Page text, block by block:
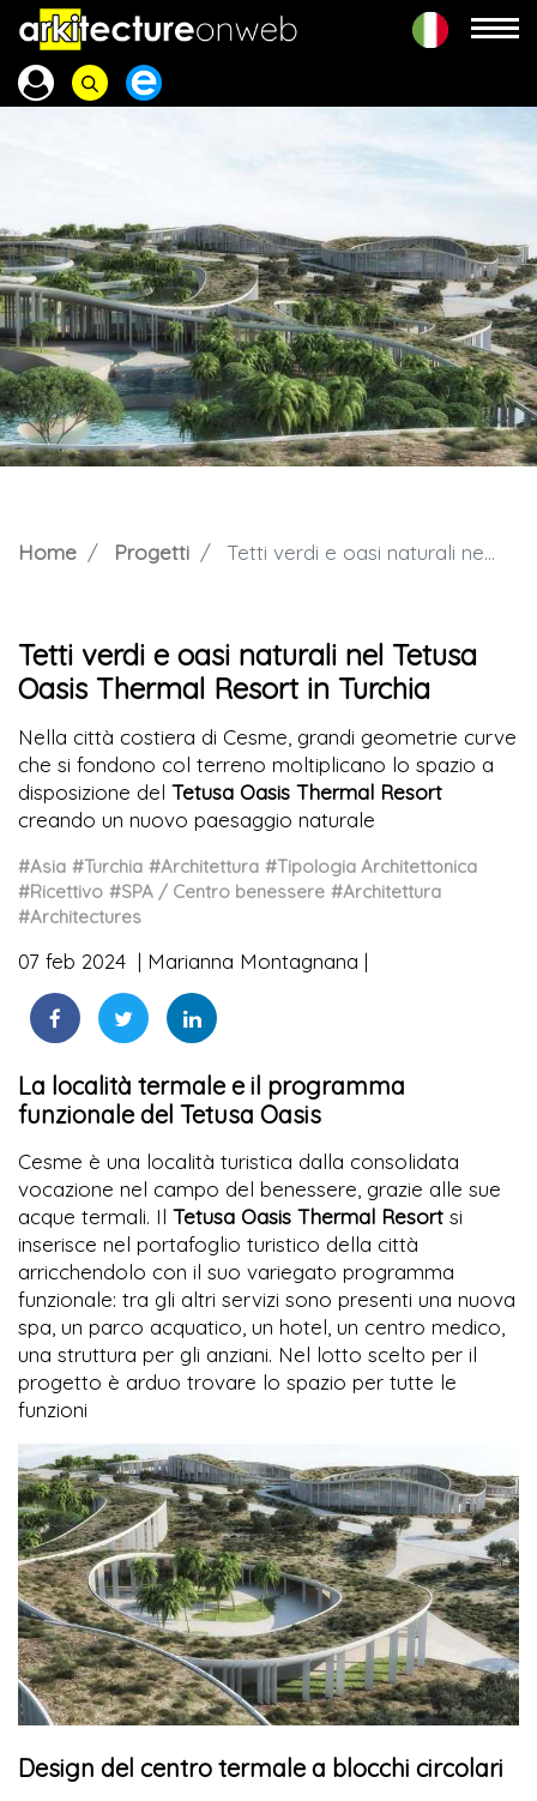
Home Progetti Tetti verdi e oasi naturali nel Tetusa Oasis Thermal Resort in Turchia
Tetti verdi e oasi naturali nel Tetusa
Oasis Thermal Resort in Turchia
Nella città costiera di Cesme, grandi geometrie curve
che si fondono col terreno moltiplicano lo spazio a
disposizione del Tetusa Oasis Thermal Resort
creando un nuovo paesaggio naturale
#Asia #Turchia #Architettura #Tipologia Architettonica
#Ricettivo #SPA / Centro benessere #Architettura
#Architectures
07 feb 2024 Marianna Montagnana
La località termale e il programma
funzionale del Tetusa Oasis
Cesme è una località turistica dalla consolidata
vocazione nel campo del benessere, grazie alle sue
acque termali. Il Tetusa Oasis Thermal Resort si
inserisce nel portafoglio turistico della città
arricchendolo con il suo variegato programma
funzionale: tra gli altri servizi sono presenti una nuova
spa, un parco acquatico, un hotel, un centro medico,
una struttura per gli anziani. Nel lotto scelto per il
progetto è arduo trovare lo spazio per tutte le
funzioni
Design del centro termale a blocchi circolari